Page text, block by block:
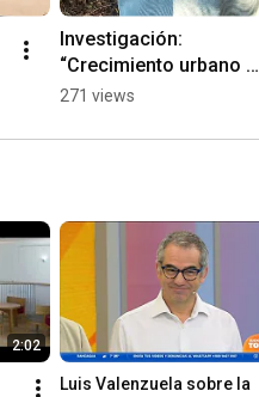
Investigación:
“Crecimiento urbano en
tiempos de pandemia
271 views
2:02
Luis Valenzuela sobre la